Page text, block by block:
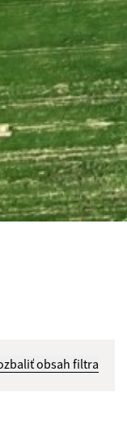
obsah filtra